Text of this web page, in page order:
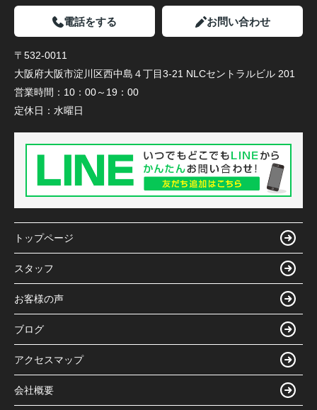
電話をする お問い合わせ
〒532-0011
大阪府大阪市淀川区西中島４丁目3-21 NLCセントラルビル 201
営業時間： 10：00～19：00
定休日： 水曜日
トップページ
スタッフ
お客様の声
ブログ
アクセスマップ
会社概要